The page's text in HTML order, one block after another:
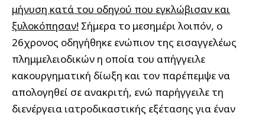
μήνυση κατά του οδηγού που εγκλώβισαν και
ξυλοκόπησαν! Σήμερα το μεσημέρι λοιπόν, ο
26χρονος οδηγήθηκε ενώπιον της εισαγγελέως
πλημμελειοδικών η οποία του απήγγειλε
κακουργηματική δίωξη και τον παρέπεμψε να
απολογηθεί σε ανακριτή, ενώ παρήγγειλε τη
διενέργεια ιατροδικαστικής εξέτασης για έναν